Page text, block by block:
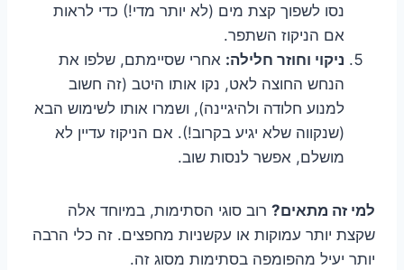
נסו לשפוך קצת מים (לא יותר מדי!) כדי לראות
אם הניקוז השתפר.
ניקוי וחוזר חלילה: אחרי שסיימתם, שלפו את
הנחש החוצה לאט, נקו אותו היטב (זה חשוב
למנוע חלודה ולהיגיינה), ושמרו אותו לשימוש הבא
(שנקווה שלא יגיע בקרוב!). אם הניקוז עדיין לא
מושלם, אפשר לנסות שוב.
למי זה מתאים? רוב סוגי הסתימות, במיוחד אלה
שקצת יותר עמוקות או עקשניות מחפצים. זה כלי הרבה
יותר יעיל מהפומפה בסתימות מסוג זה.